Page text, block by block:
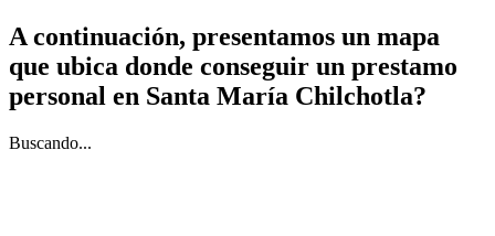
A continuación, presentamos un mapa
que ubica donde conseguir un prestamo
personal en Santa María Chilchotla?
Buscando...